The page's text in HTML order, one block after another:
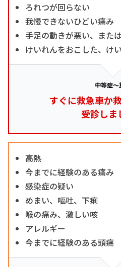
ろれつが回らない
我慢できないひどい痛み
手足の動きが悪い、また
けいれんをおこした、け
中等症～
すぐに救急車か
受診しま
高熱
今までに経験のある痛み
感染症の疑い
めまい、嘔吐、下痢
喉の痛み、激しい咳
アレルギー
今までに経験のある頭痛